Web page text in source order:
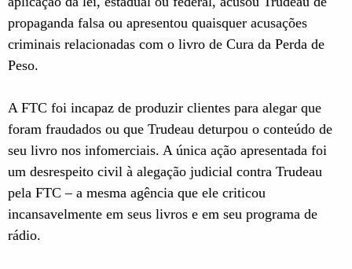
propaganda falsa ou apresentou quaisquer acusações
criminais relacionadas com o livro de Cura da Perda de
Peso.
A FTC foi incapaz de produzir clientes para alegar que
foram fraudados ou que Trudeau deturpou o conteúdo de
seu livro nos infomerciais. A única ação apresentada foi
um desrespeito civil à alegação judicial contra Trudeau
pela FTC – a mesma agência que ele criticou
incansavelmente em seus livros e em seu programa de
rádio.